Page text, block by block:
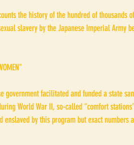
the history of the hundred of thousands
slavery by the Japanese Imperial Army
government facilitated and funded a state
World War II, so-called “comfort
enslaved by this program but exact